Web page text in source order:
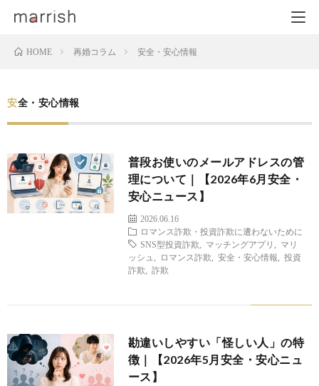
HOME 再婚コラム 安全・安心情報
安全・安心情報
普段お使いのメールアドレスの管
理について｜【2026年6月安全・
安心ニュース】
2026.06.16
ロマンス詐欺・投資詐欺に遭わないために
SNS型投資詐欺
マッチングアプリ
マリ
ッシュ
ロマンス詐欺 安全・安心情報
投資
詐欺
詐欺
勘違いしやすい「怪しい人」の特
徴｜【2026年5月安全・安心ニュ
ース】